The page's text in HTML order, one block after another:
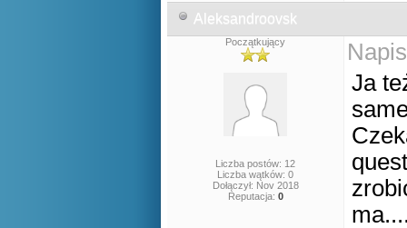
Aleksandroovsk
Początkujący
Liczba postów: 12
Liczba wątków: 0
Dołączył: Nov 2018
Reputacja: 0
Ja